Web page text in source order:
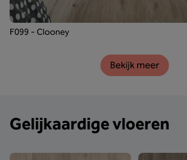
F099 - Clooney
Bekijk meer
Gelijkaardige vloeren